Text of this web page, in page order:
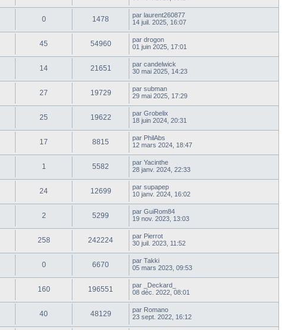
0 1478 par laurent260877
14 juil. 2025, 16:07
45 54960 par drogon
01 juin 2025, 17:01
14 21651 par candelwick
30 mai 2025, 14:23
27 19729 par subman
29 mai 2025, 17:29
25 19622 par Grobelix
18 juin 2024, 20:31
17 8815 par PhilAbs
12 mars 2024, 18:47
1 5582 par Yacinthe
28 janv. 2024, 22:33
24 12699 par supapep
10 janv. 2024, 16:02
2 5299 par GuiRom84
19 nov. 2023, 13:03
258 242224 par Pierrot
30 juil. 2023, 11:52
0 6670 par Takki
05 mars 2023, 09:53
160 196551 par
_Deckard_
08 déc. 2022, 08:01
40 48129 par Romano
23 sept. 2022, 16:12